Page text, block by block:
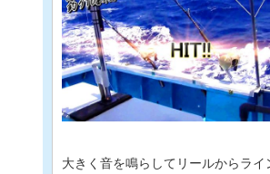
大きく音を鳴らしてリールからライ